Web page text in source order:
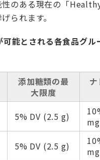
のある現在の「
られます。
能とされる各食品グ
添加糖類の最
大限度
5% DV (2.5 g)
5% DV (2.5 g)